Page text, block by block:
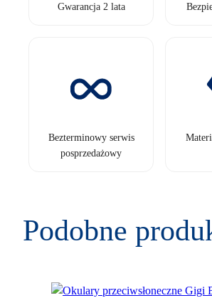
Gwarancja 2 lata
Bezterminowy serwis
posprzedażowy
Podobne